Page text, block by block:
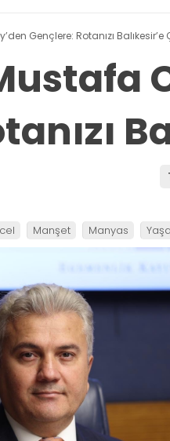
Gençlere: Rotanızı Balıkesir’e
Manşet Manyas